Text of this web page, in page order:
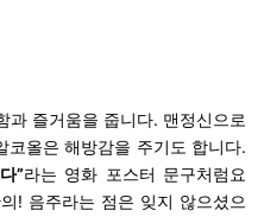
과 즐거움을 줍니다. 맨정신으로
코올은 해방감을 주기도 합니다.
”라는 영화 포스터 문구처럼요
! 음주라는 점은 잊지 않으셨으